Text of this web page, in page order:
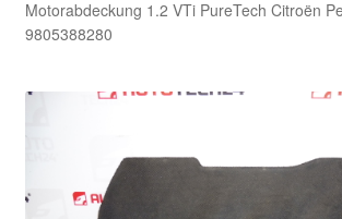
Datenschutz-Bestimmungen
Motorabdeckung 1.2 VTi PureTech Citroën
9805388280